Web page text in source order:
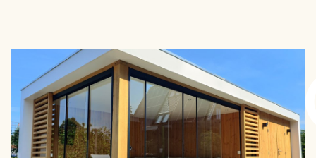
tuinhuis te (voor-) isoleren.
Uw bouwwerk wordt in eigen beheer
gefabriceerd en als totaal bouwpakket bij
u thuis afgeleverd, om zelf te (laten)